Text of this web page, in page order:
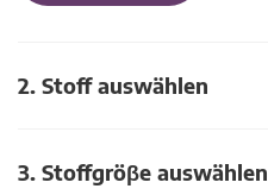
2. Stoff auswählen
3. Stoffgröβe auswählen